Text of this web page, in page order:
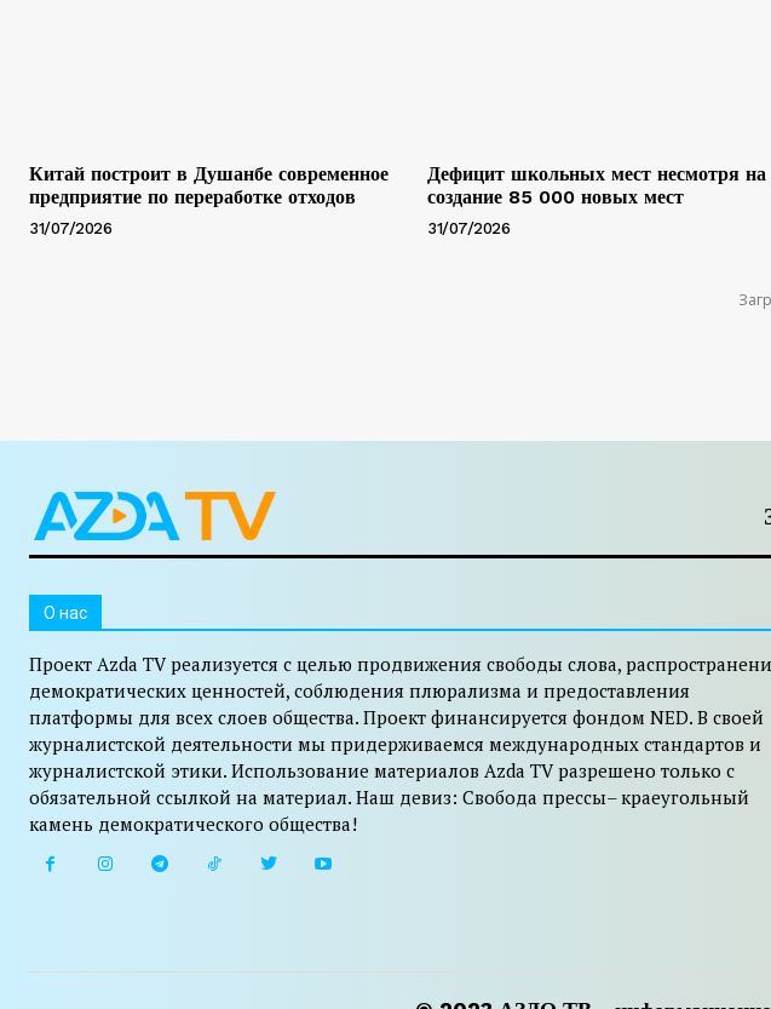
Китай построит в Душанбе современное
предприятие по переработке отходов
31/07/2026
Дефицит школьных мест несмотря на
создание 85 000 новых мест
31/07/2026
O нас
Проект Azda TV реализуется с целью продвижения свободы слова,
демократических ценностей, соблюдения плюрализма и предоставления
платформы для всех слоев общества. Проект финансируется фондом NED. В своей
журналистской деятельности мы придерживаемся международных стандартов и
журналистской этики. Использование материалов Azda TV разрешено только с
обязательной ссылкой на материал. Наш девиз: Свобода прессы– краеугольный
камень демократического общества!